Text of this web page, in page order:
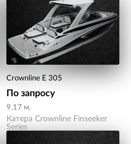
Crownline E 305
По запросу
9.17 м.
Катера Crownline Finseeker
Series